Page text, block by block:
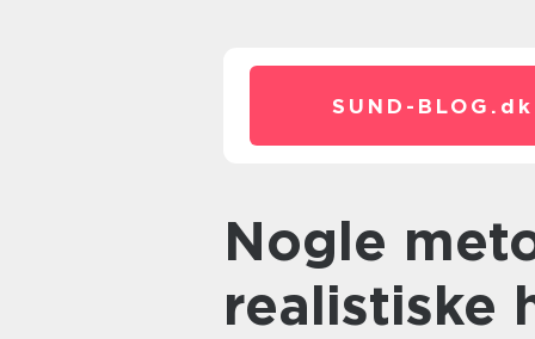
SUND-BLOG. dk
Nogle metoder til at nå
realistiske